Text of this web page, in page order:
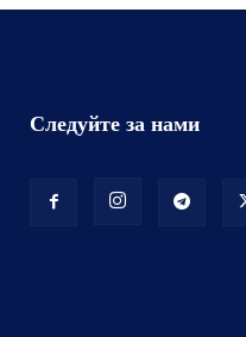
Следуйте за нами